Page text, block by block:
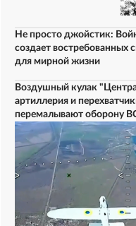
Не просто джойстик:
создает востребованных
для мирной жизни
Воздушный кулак
артиллерия и
перемалывают оборону